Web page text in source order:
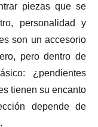
piezas que se
personalidad y
son un accesorio
pero dentro de
¿pendientes
tienen su encanto
depende de